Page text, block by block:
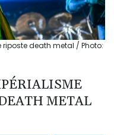
riposte death metal / Photo:
METAL